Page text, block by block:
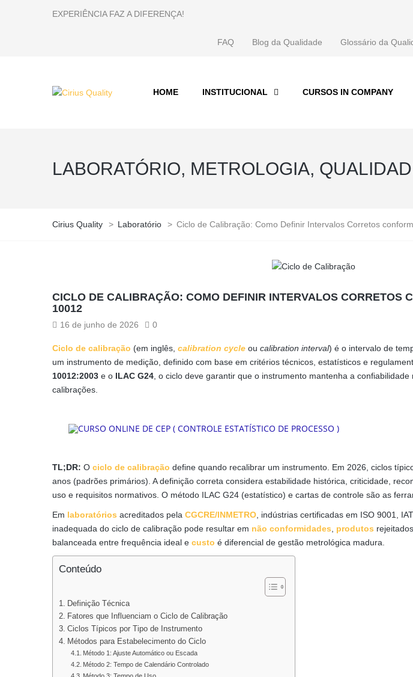
EXPERIÊNCIA FAZ A DIFERENÇA!
FAQ Blog da Qualidade Glossário da
HOME INSTITUCIONAL CURSOS IN COMPANY
LABORATÓRIO, METROLOGIA,
Cirius Quality > Laboratório > Ciclo de Calibração: Como Definir Intervalos Corretos
CICLO DE CALIBRAÇÃO: COMO DEFINIR INTERVALOS CORRETOS
10012
16 de junho de 2026 0
Ciclo de calibração (em inglês, calibration cycle ou calibration interval) é o intervalo de
um instrumento de medição, definido com base em critérios técnicos, estatísticos e
10012:2003 e o ILAC G24 , o ciclo deve garantir que o instrumento mantenha a
calibrações.
TL;DR: O ciclo de calibração define quando recalibrar um instrumento. Em 2026, ciclos
anos (padrões primários). A definição correta considera estabilidade histórica, criticidade,
uso e requisitos normativos. O método ILAC G24 (estatístico) e cartas de controle são as
Em laboratórios acreditados pela CGCRE/INMETRO , indústrias certificadas em ISO 9001,
inadequada do ciclo de calibração pode resultar em não conformidades produtos
balanceada entre frequência ideal e custo é diferencial de gestão metrológica madura.
Conteúdo
Definição Técnica
Fatores que Influenciam o Ciclo de Calibração
Ciclos Típicos por Tipo de Instrumento
Métodos para Estabelecimento do Ciclo
Método 1: Ajuste Automático ou Escada
Método 2: Tempo de Calendário Controlado